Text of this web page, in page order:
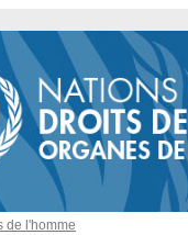
de l'homme